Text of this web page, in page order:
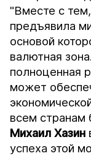
"Вместе с
предъявила
основой
валютная
полноценная
может
всем
Михаил Хазин
успеха этой